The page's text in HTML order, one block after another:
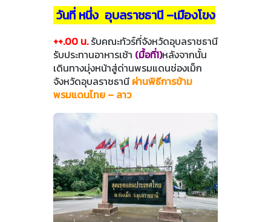
วันที่ หนึ่ง อุบลราชธานี –เมืองโขง
++.00 น.รับคณะทัวร์ที่จังหวัดอุบลราชธานี
รับประทานอาหารเช้า (มื้อที่1)หลังจากนั้น
เดินทางมุ่งหน้าสู่ด่านพรมแดนช่องเม็ก
จังหวัดอุบลราชธานี ผ่านพิธีการข้าม
พรมแดนไทย – ลาว